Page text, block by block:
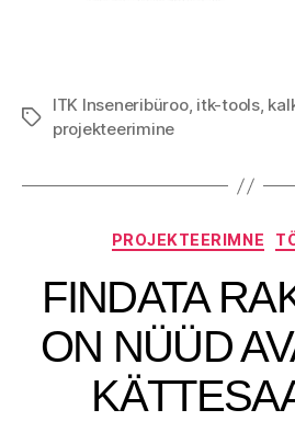
Tags
ITK Inseneribüroo, itk-tools,
projekteerimine
PROJEKTEERIMNE
FINDATA
ON NÜÜD